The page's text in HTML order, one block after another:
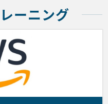
、郵送のいずれかの
の受講を申し込むも
、請求書を送付しま
ス受講確認メールを
申し込んだコースの
確認メールの配信を
席によるコースの受
ーニング